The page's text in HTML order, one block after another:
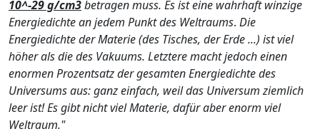
10^-29 g/cm3betragen muss. Es ist eine wahrhaft winzige
Energiedichte an jedem Punkt des Weltraums. Die
Energiedichte der Materie (des Tisches, der Erde ...) ist viel
höher als die des Vakuums. Letztere macht jedoch einen
enormen Prozentsatz der gesamten Energiedichte des
Universums aus: ganz einfach, weil das Universum ziemlich
leer ist! Es gibt nicht viel Materie, dafür aber enorm viel
Weltraum."